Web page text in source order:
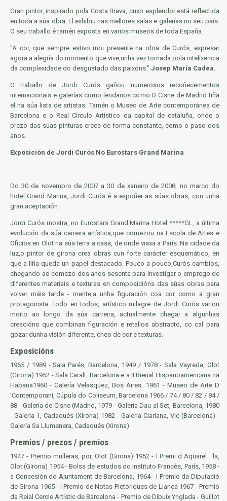
Gran pintor, inspirado pola Costa Brava, cuxo esplendor está reflectida
en toda a súa obra. El exhibiu nas mellores salas e galerías no seu país.
O seu traballo é tamén exposta en varios museos de toda España.
"A cor, que sempre estivo moi presente na obra de Curós, expresar
agora a alegría do momento que vive,unha vez tomada pola intelixencia
da complexidade do desgustado das paixóns." Josep María Cadea.
Otraballo de Jordi Curós gañou numerosos recoñecementos
internacionais e galerías como lendarios como O Cisne de Madrid tiña
el na súa lista de artistas. Tamén o Museo de Arte contemporánea de
Barcelona e o Real Círculo Artístico da capital
de cataluña, onde o
prezo das súas pinturas crece de forma constante, como o paso dos
anos.
Exposición de Jordi Curós No Eurostars Grand Marina
Do 30 de novembro de 2007 a 30 de xaneiro de 2008, no marco do
hotel Grand Marina, Jordi Curós é a expoñer as súas obras, con unha
gran aceptación.
Jordi Curós mostra, no Eurostars Grand Marina Hotel *****GL, a última
evolución da súa carreira artística,que comezou na Escola de Artes e
Oficios en Olot na súaterra a casa, de onde viaxa a París. Na cidade da
luz,o pintor de girona crea obras cun forte carácteresquemático, en
que a liña queda un papel destacado. Pouco a pouco,Curós cambios,
chegando ao comezo dos anos sesenta para investígar o emprego de
diferentes materiais e texturas en composicións das súas obras para
volver máis tarde - mente,a unha figuración coa cor como a gran
protagonista. Todo en todos, artístico milagre de Jordi Curós variou
moito ao longo da súa carreira, actualmente chegar a algunhas
creacións que combinan figuración e retallos abstracto, co cal para
gozar dunha visión diferente, cheo de cor e texturas.
Exposicións
1965 / 1989 - Sala Parés, Barcelona, 1949 / 1978 - Sala Vayreda, Olot
(Girona) 1952 - Sala Caralt, Barcelona e a II Bienal Hispanoamericana na
Habana1960 - Galería Velasquez,Bos Aires, 1961 - Museo de Arte D
'Contemporani, Cúpula do Coliseum, Barcelona 1966 / 74 / 80 / 82 / 84 /
88 - Galería de Cisne (Madrid, 1979 - Galería Dau al Set, Barcelona, 1980
- Galería 1, Cadaqués (Xirona) 1982 - Galería Clariana, Vic (Barcelona) -
Galería Sa Llumenera, Cadaqués (Xirona)
Premios / prezos / premios
1947 - Premio mulleras, por, Olot (Girona) 1952 - I Premi d Aquarel · la,
Olot (Girona) 1954 - Bolsa de estudos do Instituto Francès, París, 1958 -
a Concesión do Ajuntament de Barcelona, 1964 - I Premio da Diputació
de Girona 1965 - I Premio de Notas Pictòriques de Llançà 1967 - Premio
da Reial Cercle Artístic de Barcelona - Premio de Dibuix Ynglada - Guillot